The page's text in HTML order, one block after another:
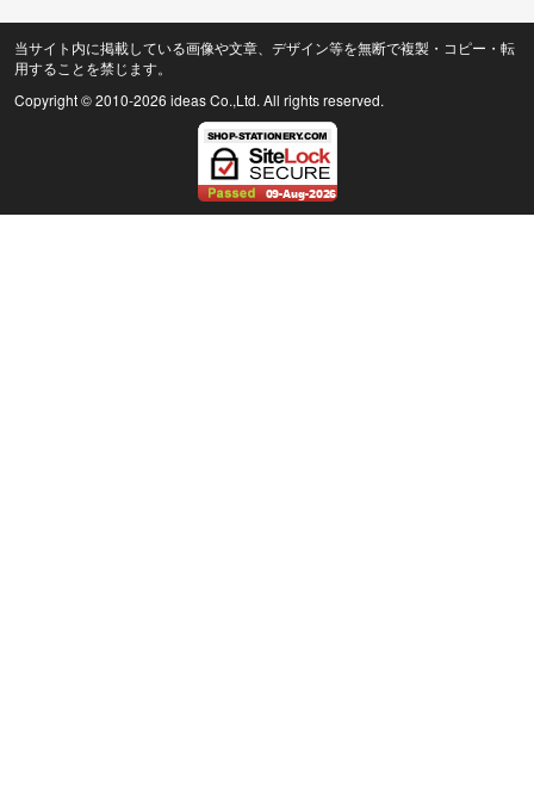
当サイト内に掲載している画像や文章、デザイン等を無断で複製・コピー・転
用することを禁じます。
Copyright © 2010-2026 ideas Co.,Ltd. All rights reserved.